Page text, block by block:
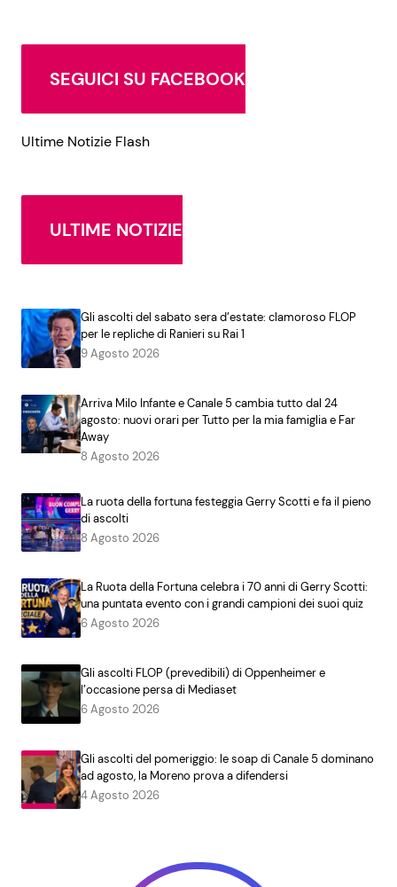
SEGUICI SU FACEBOOK
Ultime Notizie Flash
ULTIME NOTIZIE
Gli ascolti del sabato sera d’estate: clamoroso FLOP
per le repliche di Ranieri su Rai 1
9 Agosto 2026
Arriva Milo Infante e Canale 5 cambia tutto dal 24
agosto: nuovi orari per Tutto per la mia famiglia e Far
Away
8 Agosto 2026
La ruota della fortuna festeggia Gerry Scotti e fa il pieno
di ascolti
8 Agosto 2026
La Ruota della Fortuna celebra i 70 anni di Gerry Scotti:
una puntata evento con i grandi campioni dei suoi quiz
6 Agosto 2026
Gli ascolti FLOP (prevedibili) di Oppenheimer e
l’occasione persa di Mediaset
6 Agosto 2026
Gli ascolti del pomeriggio: le soap di Canale 5 dominano
ad agosto, la Moreno prova a difendersi
4 Agosto 2026